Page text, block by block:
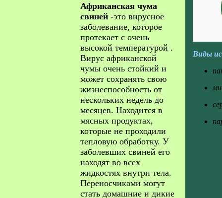
Африканская чума
свиней -это вирусное
заболевание, которое
протекает с очень
высокой температурой .
Вирус африканской
чумы очень стойкий и
может сохранять свою
жизнеспособность от
нескольких недель до
месяцев. Находится в
мясных продуктах,
которые не проходили
тепловую обработку. У
заболевших свиней его
находят во всех
жидкостях внутри тела.
Переносчиками могут
стать домашние и дикие
Виды